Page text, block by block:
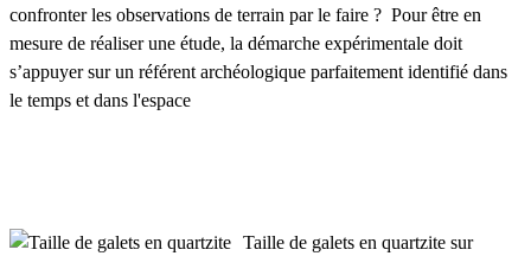
confronter les observations de terrain par le faire ? Pour être en
mesure de réaliser une étude, la démarche expérimentale doit
s’appuyer sur un référent archéologique parfaitement identifié dans
le temps et dans l'espace
Taille de galets en quartzite sur